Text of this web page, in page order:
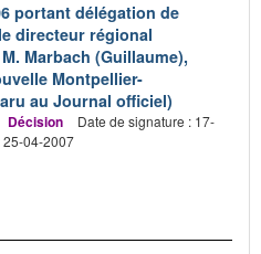
portant délégation de
directeur régional
Marbach (Guillaume),
Montpellier-
au Journal officiel)
Décision
Date de signature : 17-
25-04-2007